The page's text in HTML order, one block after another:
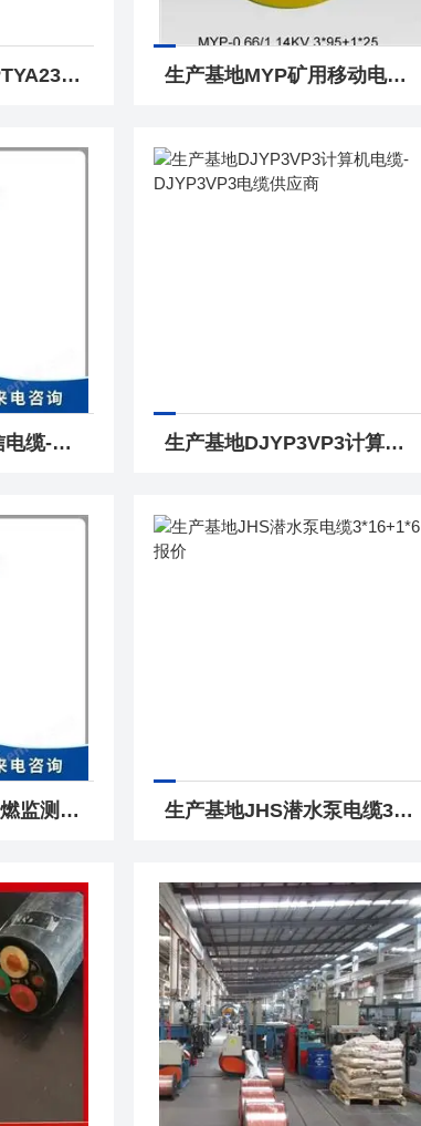
源头铁路信号电缆PTYA23 14芯19芯24芯 生产基地MYP矿用移动电缆-MYP矿用屏蔽电缆
源头MHYV矿用通信电缆-MHYV电缆生产厂家 生产基地DJYP3VP3计算机电缆-DJYP3VP3电缆供应商
源头MHYVR矿用阻燃监测电缆MHYVR 生产基地JHS潜水泵电缆3*16+1*6报价